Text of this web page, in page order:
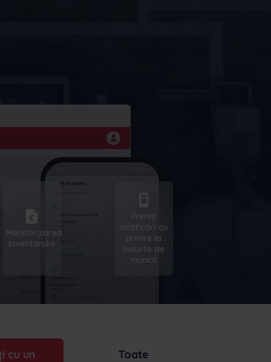
Monitorizarea
inventarului
Primiți
notificări cu
privire la
locurile de
muncă
cu un Toate